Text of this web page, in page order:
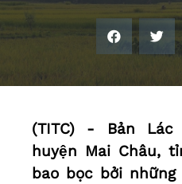
(TITC) - Bản Lác
huyện Mai Châu,
bao bọc bởi